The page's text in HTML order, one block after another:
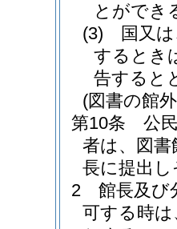
とができ
(3)
国又
するとき
告すると
(図書の館
第10条
公
者は、図書
長に提出
2
館長及び
可する時は